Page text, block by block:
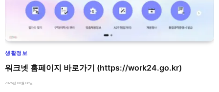
생활정보
워크넷 홈페이지 바로가기 (https://work24.go.kr)
2026년 08월 08일